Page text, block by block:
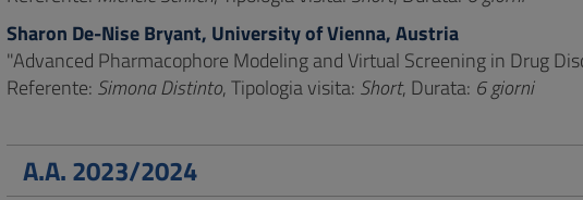
Sharon De-Nise Bryant, University of Vienna, Austria
"Advanced Pharmacophore Modeling and Virtual Screening in Drug
Referente: Simona Distinto, Tipologia visita: Short, Durata: 6 giorni
A.A. 2023/2024